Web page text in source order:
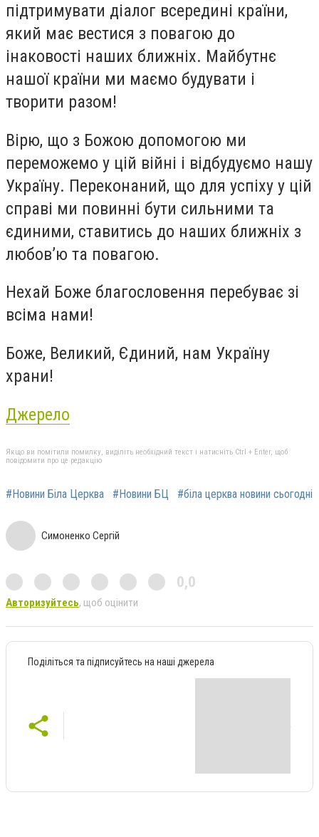
підтримувати діалог всередині країни,
який має вестися з повагою до
інаковості наших ближніх. Майбутнє
нашої країни ми маємо будувати і
творити разом!
Вірю, що з Божою допомогою ми
переможемо у цій війні і відбудуємо нашу
Україну. Переконаний, що для успіху у цій
справі ми повинні бути сильними та
єдиними, ставитись до наших ближніх з
любов’ю та повагою.
Нехай Боже благословення перебуває зі
всіма нами!
Боже, Великий, Єдиний, нам Україну
храни!
Джерело
Якщо ви помітили помилку, виділіть необхідний текст і натисніть Ctrl + Enter, щоб
повідомити про це редакцію
#Новини Біла Церква #Новини БЦ #біла церква новини сьогодні
Симоненко Сергій
0,0
Авторизуйтесь, щоб оцінити
Поділіться та підписуйтесь на наші джерела